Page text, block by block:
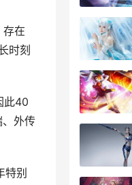
存在
时刻
此40
、外传
特别